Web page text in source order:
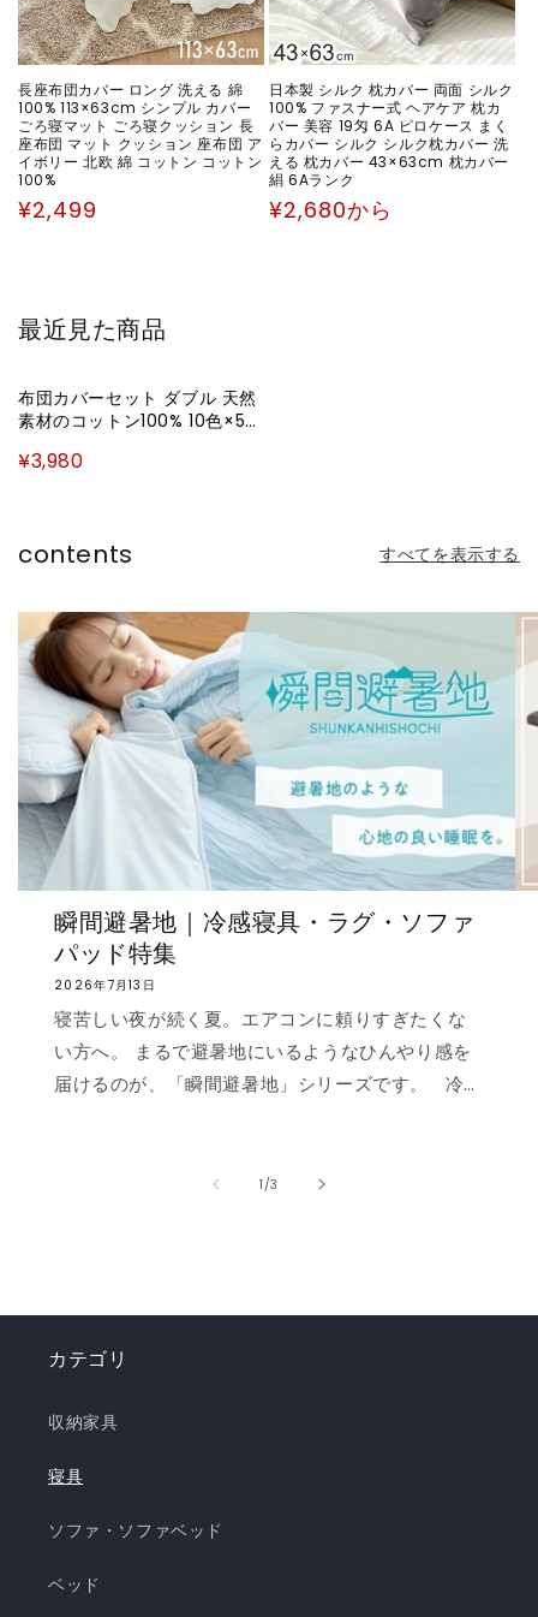
長座布団カバー ロング 洗える 綿
100% 113×63cm シンプル カバー
ごろ寝マット ごろ寝クッション 長
座布団 マット クッション 座布団 ア
イボリー 北欧 綿 コットン コットン
100%
通
¥2,499
日本製 シルク 枕カバー 両面 シルク
100% ファスナー式 ヘアケア 枕カ
バー 美容 19匁 6A ピロケース まく
らカバー シルク シルク枕カバー 洗
える 枕カバー 43×63cm 枕カバー
絹 6Aランク
通
¥2,680から
最近見た商品
布団カバーセット ダブル 天然
素材のコットン100% 10色×5サ
100% おしゃれ 布団カバー 敷
¥3,980
contents すべてを表示する
瞬間避暑地｜冷感寝具・ラグ・ソファ
パッド特集
2026年7月13日
寝苦しい夜が続く夏。エアコンに頼りすぎたくな
い方へ。 まるで避暑地にいるようなひんやり感を
届けるのが、「瞬間避暑地」シリーズです。 冷
うな“ずっと触れていたくなる冷たさ”を実現しま
う！✨ ❄️強冷感リバーシブルケット ❄️強冷感リバ
ーシブル敷きパッド ❄️強冷感枕パッド ❄️強冷感抱
き枕 ❄️強冷感3層ごろ寝マット ❄️強冷感ソファーパ
ッド ❄️強冷感極厚ラグ 🍃【New!!】通年使えるレ
ケット ・選べる4サイズ(ハーフ/シングル/セミダ
シブル仕様 ・柔らかくてとろっとしたくしゅくし
ゅレーヨン生地 ・春先～秋頃まで長く使える ・抗
1 /の
3
カテゴリ
収納家具
寝具
ソファ・ソファベッド
ベッド